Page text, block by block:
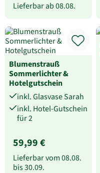
Lieferbar ab08.08.
Blumenstrauß
Sommerlichter &
Hotelgutschein
inkl. Glasvase Sarah
inkl. Hotel-Gutschein
für 2
59,99 €
Lieferbar vom08.08.
bis30.09.